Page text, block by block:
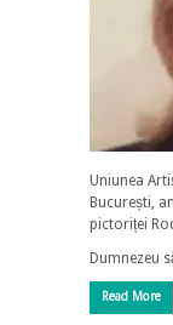
Uniunea
București,
pictoriței
Dumnezeu
Read More